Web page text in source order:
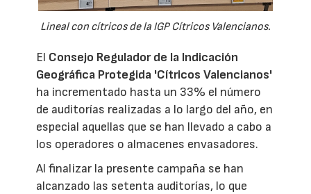
Lineal con cítricos de la IGP Cítricos Valencianos.
El Consejo Regulador de la Indicación
Geográfica Protegida 'Cítricos Valencianos'
ha incrementado hasta un 33% el número
de auditorías realizadas a lo largo del año, en
especial aquellas que se han llevado a cabo a
los operadores o almacenes envasadores.
Al finalizar la presente campaña se han
alcanzado las setenta auditorías, lo que